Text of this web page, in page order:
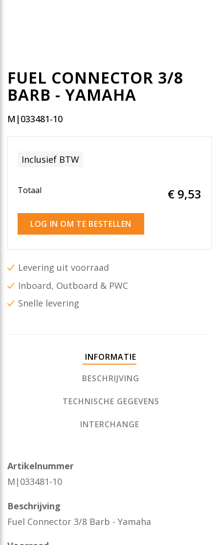
FUEL CONNECTOR 3/8
BARB - YAMAHA
M|033481-10
Inclusief BTW
Totaal € 9,53
LOG IN OM TE BESTELLEN
Levering uit voorraad
Inboard, Outboard & PWC
Snelle levering
INFORMATIE
BESCHRIJVING
TECHNISCHE GEGEVENS
INTERCHANGE
Artikelnummer
M|033481-10
Beschrijving
Fuel Connector 3/8 Barb - Yamaha